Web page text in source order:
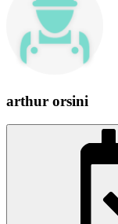
arthur orsini